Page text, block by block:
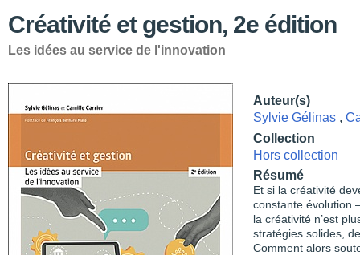
Créativité et gestion, 2e édition
Les idées au service de l'innovation
Auteur(s)
Sylvie Gélinas ,
Collection
Hors collection
Résumé
Et si la créativité
constante évolution
la créativité n’est
stratégies solides,
Comment alors